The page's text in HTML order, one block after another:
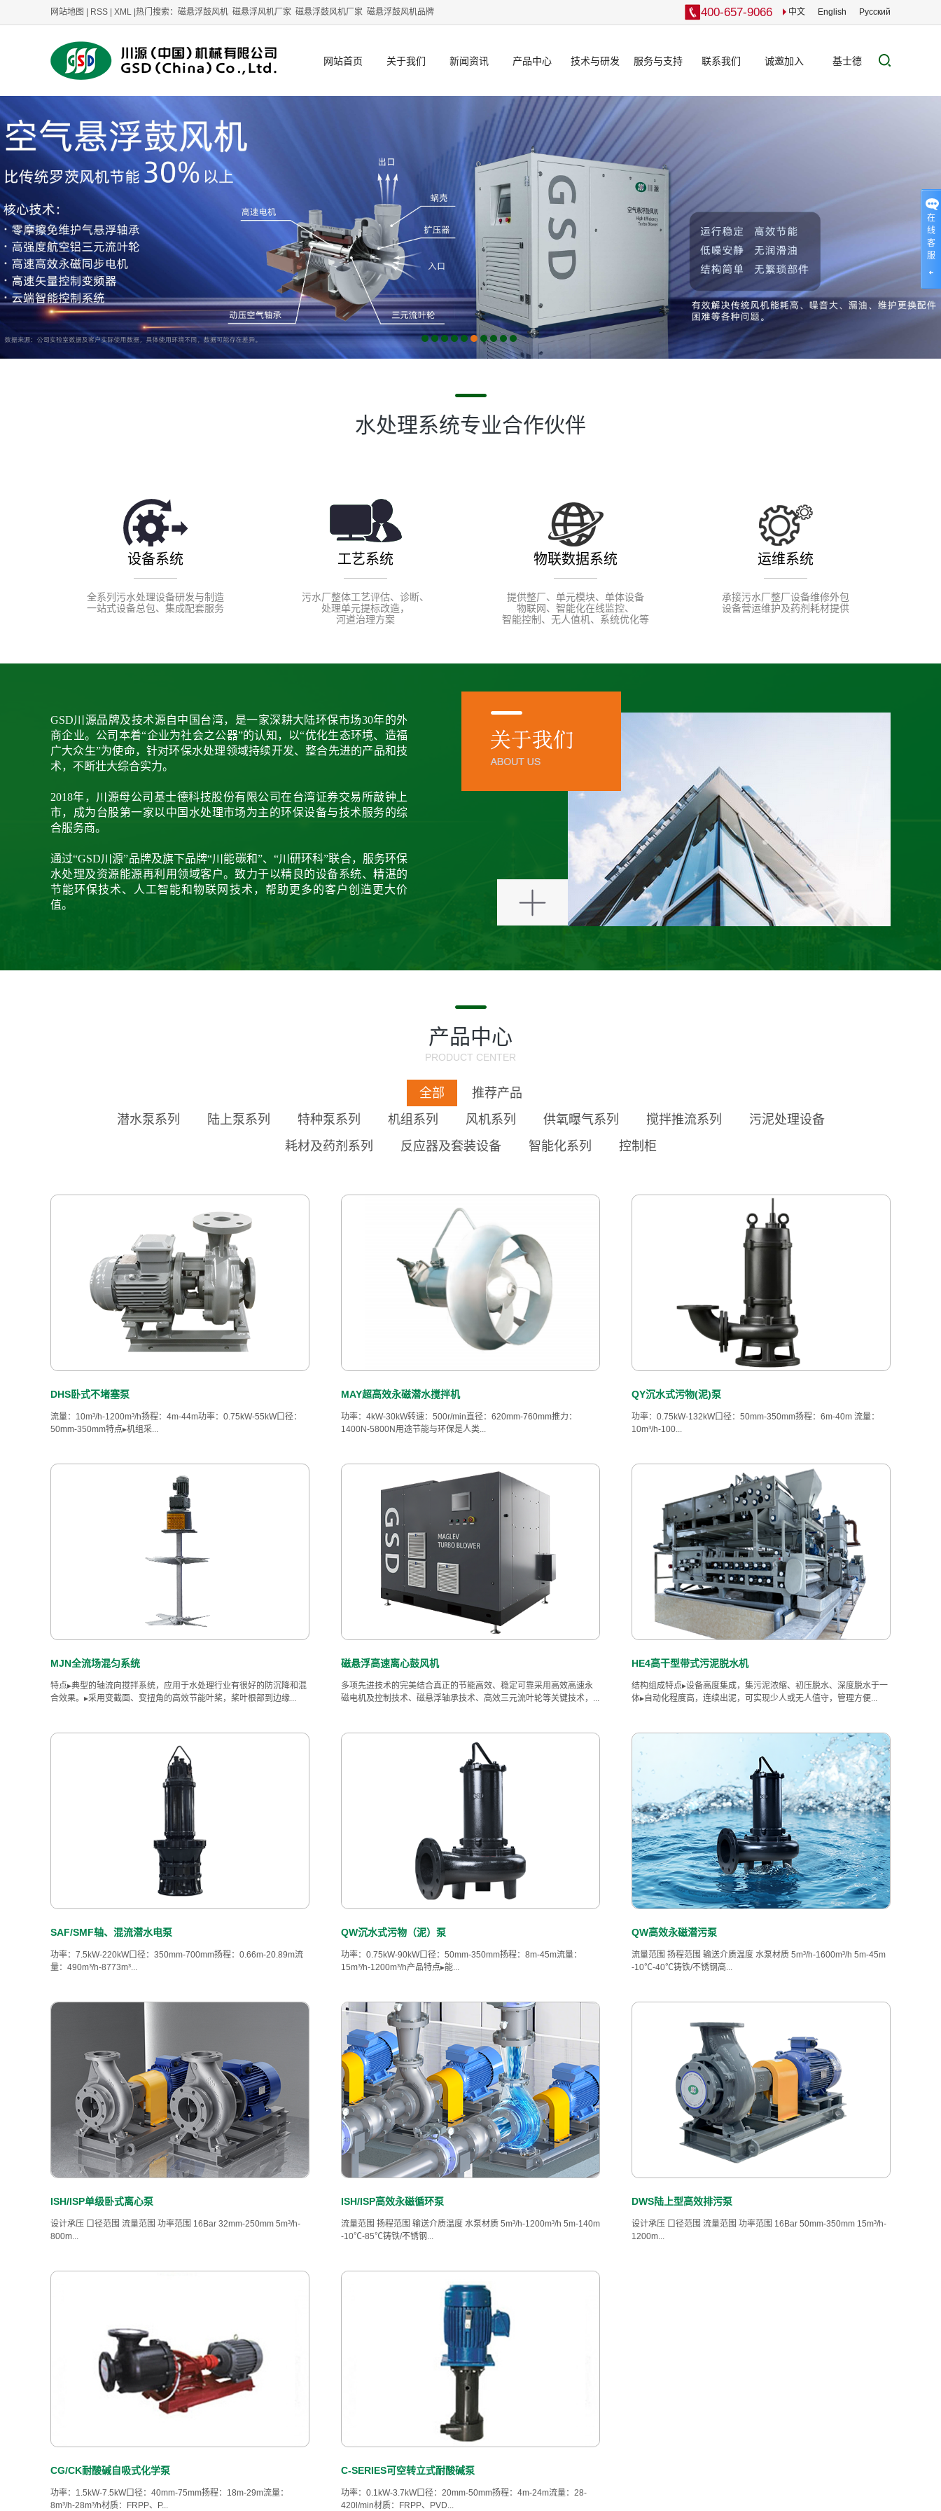
网站地图 RSS XML 热门搜索： 磁悬浮鼓风机 磁悬浮风机厂家 磁悬浮鼓风机厂家 磁悬浮鼓风机品牌 400-657-9066 中文 English Pусский
网站首页 关于我们
GSD荣誉认证
GSD宣传片
ESG永续发展
新闻资讯
GSD公告
行业资讯
产品中心
潜水泵系列
陆上泵系列
特种泵系列
机组系列
风机系列
供氧曝气系列
搅拌推流系列
污泥处理设备
耗材及药剂系列
反应器及套装设备
控制柜
技术与研发
环境智联
技术方案
个性定制
服务与支持
设备运维
案例展示
下载中心
在线选型
联系我们 诚邀加入 基士德
1 2 3 4 5 6 7 8 9 10
水处理系统专业合作伙伴
设备系统
全系列污水处理设备研发与制造
一站式设备总包、集成配套服务
工艺系统
污水厂整体工艺评估、诊断、
处理单元提标改造，
河道治理方案
物联数据系统
提供整厂、单元模块、单体设备
物联网、智能化在线监控、
智能控制、无人值机、系统优化等
运维系统
承接污水厂整厂设备维修外包
设备营运维护及药剂耗材提供
GSD川源品牌及技术源自中国台湾，是一家深耕大陆环保市场30年的外
商企业。公司本着“企业为社会之公器”的认知，以“优化生态环境、造福
广大众生”为使命，针对环保水处理领域持续开发、整合先进的产品和技
术，不断壮大综合实力。
2018年，川源母公司基士德科技股份有限公司在台湾证券交易所敲钟上
市，成为台股第一家以中国水处理市场为主的环保设备与技术服务的综
合服务商。
通过“GSD川源”品牌及旗下品牌“川能碳和”、“川研环科”联合，服务环保
水处理及资源能源再利用领域客户。致力于以精良的设备系统、精湛的
节能环保技术、人工智能和物联网技术，帮助更多的客户创造更大价
值。
产品中心
PRODUCT CENTER
全部
推荐产品
潜水泵系列
陆上泵系列 特种泵系列 机组系列 风机系列 供氧曝气系列 搅拌推流系列
污泥处理设备
耗材及药剂系列
反应器及套装设备 智能化系列 控制柜
DHS卧式不堵塞泵
流量：10m³/h-1200m³/h扬程：4m-44m功率：0.75kW-55kW口径：
50mm-350mm特点▸机组采...
MAY超高效永磁潜水搅拌机
功率：4kW-30kW转速：500r/min直径：620mm-760mm推力：
1400N-5800N用途节能与环保是人类...
QY沉水式污物(泥)泵
功率：0.75kW-132kW口径：50mm-350mm扬程：6m-40m 流量：
10m³/h-100...
MJN全流场混匀系统
特点▸典型的轴流向搅拌系统，应用于水处理行业有很好的防沉降和混
合效果。▸采用变截面、变扭角的高效节能叶桨，桨叶根部到边缘...
磁悬浮高速离心鼓风机
多项先进技术的完美结合真正的节能高效、稳定可靠采用高效高速永
磁电机及控制技术、磁悬浮轴承技术、高效三元流叶轮等关键技术，...
HE4高干型带式污泥脱水机
结构组成特点▸设备高度集成，集污泥浓缩、初压脱水、深度脱水于一
体▸自动化程度高，连续出泥，可实现少人或无人值守，管理方便...
SAF/SMF轴、混流潜水电泵
功率：7.5kW-220kW口径：350mm-700mm扬程：0.66m-20.89m流
量：490m³/h-8773m³...
QW沉水式污物（泥）泵
功率：0.75kW-90kW口径：50mm-350mm扬程：8m-45m流量：
15m³/h-1200m³/h产品特点▸能...
QW高效永磁潜污泵
流量范围 扬程范围 输送介质温度 水泵材质 5m³/h-1600m³/h 5m-45m
-10℃-40℃铸铁/不锈钢高...
ISH/ISP单级卧式离心泵
设计承压 口径范围 流量范围 功率范围 16Bar 32mm-250mm 5m³/h-
800m...
ISH/ISP高效永磁循环泵
流量范围 扬程范围 输送介质温度 水泵材质 5m³/h-1200m³/h 5m-140m
-10℃-85℃铸铁/不锈钢...
DWS陆上型高效排污泵
设计承压 口径范围 流量范围 功率范围 16Bar 50mm-350mm 15m³/h-
1200m...
CG/CK耐酸碱自吸式化学泵
功率：1.5kW-7.5kW口径：40mm-75mm扬程：18m-29m流量：
8m³/h-28m³/h材质：FRPP、P...
C-SERIES可空转立式耐酸碱泵
功率：0.1kW-3.7kW口径：20mm-50mm扬程：4m-24m流量：28-
420l/min材质：FRPP、PVD...
在
线
客
服